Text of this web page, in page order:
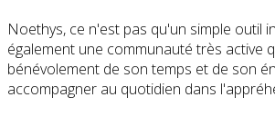
Noethys, ce n'est pas qu'un simple outil
également une communauté très active
bénévolement de son temps et de son
accompagner au quotidien dans